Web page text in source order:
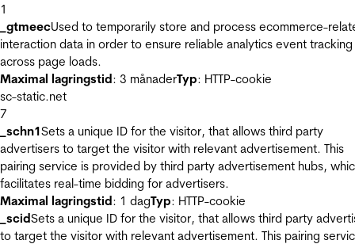
1
_gtmeecUsed to temporarily store and process ecommerce-
interaction data in order to ensure reliable analytics event tracking
across page loads.
Maximal lagringstid: 3 månaderTyp: HTTP-cookie
sc-static.net
7
_schn1Sets a unique ID for the visitor, that allows third party
advertisers to target the visitor with relevant advertisement. This
pairing service is provided by third party advertisement hubs,
facilitates real-time bidding for advertisers.
Maximal lagringstid: 1 dagTyp: HTTP-cookie
_scidSets a unique ID for the visitor, that allows third party
to target the visitor with relevant advertisement. This pairing